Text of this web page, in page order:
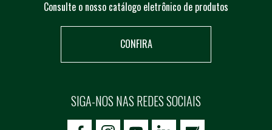
Consulte o nosso catálogo eletrônico de produtos
CONFIRA
SIGA-NOS NAS REDES SOCIAIS